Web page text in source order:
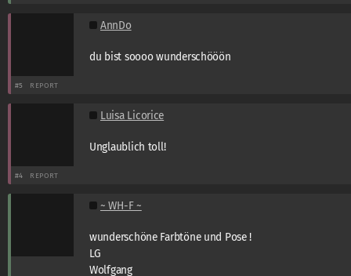
AnnDo
du bist soooo wunderschööön
#5 REPORT
Luisa Licorice
Unglaublich toll!
#4 REPORT
~ WH-F ~
wunderschöne Farbtöne und Pose !
LG
Wolfgang